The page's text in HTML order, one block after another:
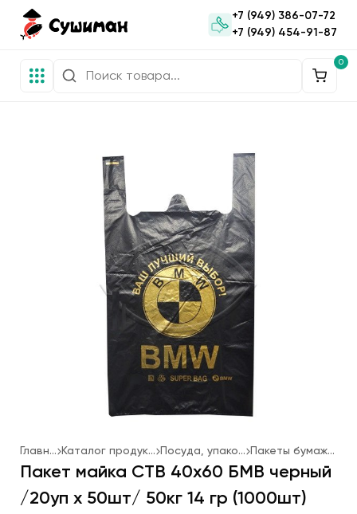
+7 (949) 386-07-72
+7 (949) 454-91-87
0
Главная Каталог продукции Посуда, упаковка Пакеты бумажные
Пакет майка СТВ 40х60 БМВ черный
/20уп х 50шт/ 50кг 14 гр (1000шт)